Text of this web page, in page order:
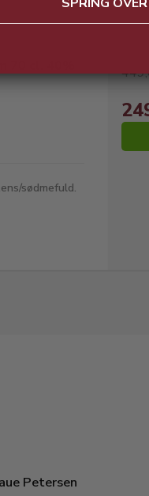
70 cl. 40%
sødmefuld.
Petersen